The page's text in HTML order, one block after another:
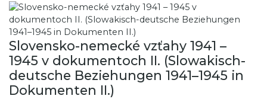
Slovensko-nemecké vzťahy 1941 –
1945 v dokumentoch II. (Slowakisch-
deutsche Beziehungen 1941–1945 in
Dokumenten II.)